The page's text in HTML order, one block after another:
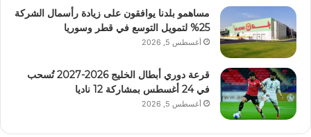
مساهمو بلدنا يوافقون على زيادة رأسمال الشركة
25% لتمويل التوسع في قطر وسوريا
أغسطس 5, 2026
قرعة دوري أبطال الخليج 2026-2027 تُسحب
في 24 أغسطس بمشاركة 12 ناديا
أغسطس 5, 2026